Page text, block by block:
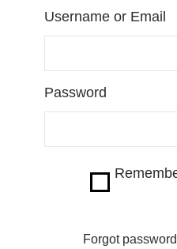
Username or Email
Password
Forgot